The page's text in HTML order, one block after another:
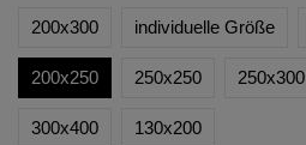
200x300 individuelle Größe
200x250 250x250 250x300
300x400 130x200